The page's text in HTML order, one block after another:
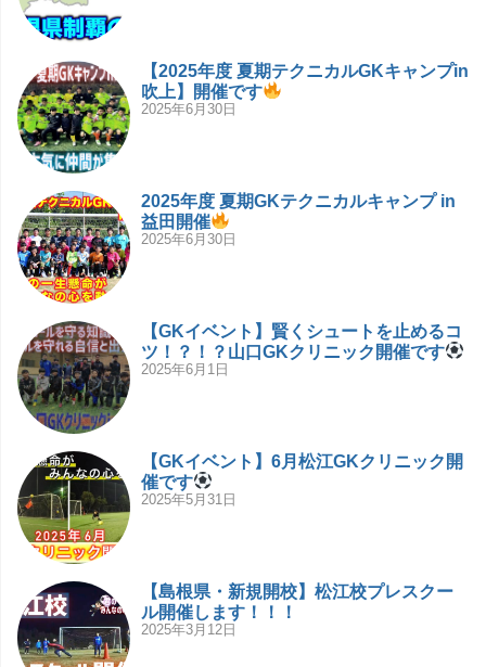
【2025年度 夏期テクニカルGKキャンプin
吹上】開催です
2025年6月30日
2025年度 夏期GKテクニカルキャンプ in
益田開催
2025年6月30日
【GKイベント】賢くシュートを止めるコ
ツ！？！？山口GKクリニック開催です
2025年6月1日
【GKイベント】6月松江GKクリニック開
催です
2025年5月31日
【島根県・新規開校】松江校プレスクー
ル開催します！！！
2025年3月12日